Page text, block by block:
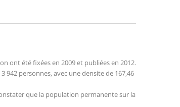
ont été fixées en 2009 et publiées en 2012.
personnes, avec une densite de 167,46
que la population permanente sur la